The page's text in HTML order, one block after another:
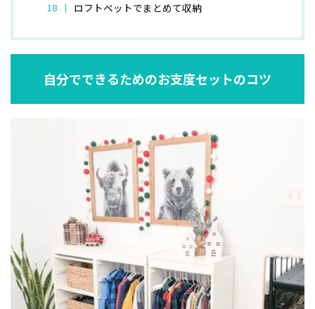
ロフトベットでまとめて収納
自分でできるためのお支度セットのコツ